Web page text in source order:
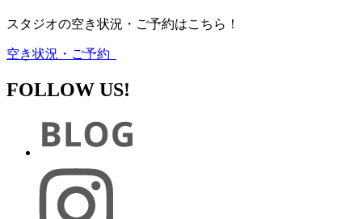
スタジオの空き状況・ご予約はこちら！
空き状況・ご予約
FOLLOW US!